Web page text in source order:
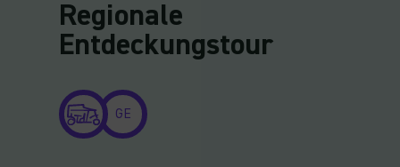
Regionale
Entdeckungstour
GE